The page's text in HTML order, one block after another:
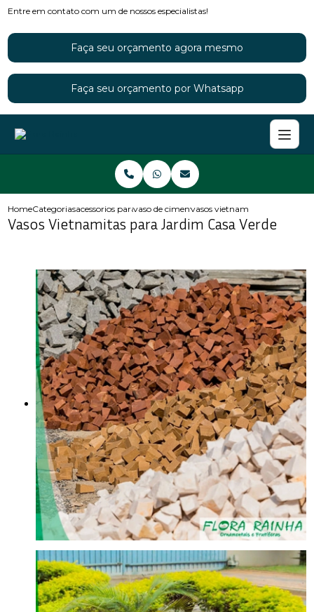
Entre em contato com um de nossos especialistas!
Faça seu orçamento agora mesmo
Faça seu orçamento por Whatsapp
HomeCategoriasacessorios para jardinsvaso de cimento para jardimvasos vietnamitas para jardim
Vasos Vietnamitas para Jardim Casa Verde